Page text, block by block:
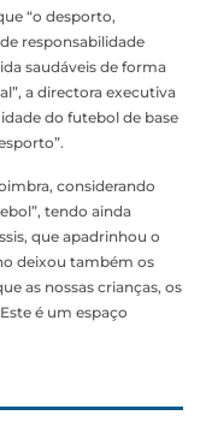
“o desporto,
responsabilidade
saudáveis de forma
a directora executiva
do futebol de base
considerando
tendo ainda
que apadrinhou o
deixou também os
as nossas crianças, os
é um espaço